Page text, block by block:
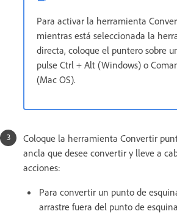
Para activar la herramienta
mientras está seleccionada la
directa, coloque el puntero sobre
pulse Ctrl + Alt (Windows) o
(Mac OS).
Coloque la herramienta Convertir
ancla que desee convertir y lleve a
acciones:
Para convertir un punto de
arrastre fuera del punto de